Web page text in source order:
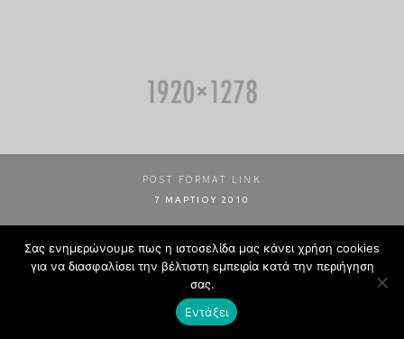
POST FORMAT LINK
7 ΜΑΡΤΊΟΥ 2010
© Larissa Security. Powered byOctal
Σας ενημερώνουμε πως η ιστοσελίδα μας κάνει χρήση cookies
για να διασφαλίσει την βέλτιστη εμπειρία κατά την περιήγηση
σας.
Εντάξει